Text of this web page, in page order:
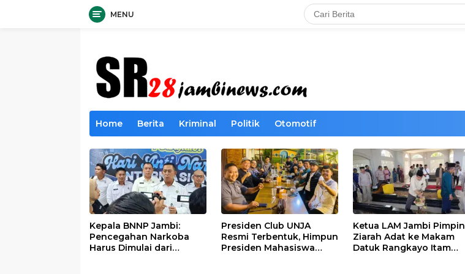
MENU
Home Berita Kriminal Politik Otomotif
Kepala BNNP Jambi:
Pencegahan Narkoba
Harus Dimulai dari
Presiden Club UNJA
Resmi Terbentuk, Himpun
Presiden Mahasiswa
Ketua LAM Jambi Pimpin
Ziarah Adat ke Makam
Datuk Rangkayo Itam